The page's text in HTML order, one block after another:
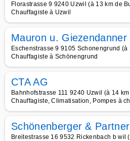
Florastrasse 9 9240 Uzwil (à 13 km de
Chauffagiste à Uzwil
Mauron u. Giezendanner
Eschenstrasse 9 9105 Schonengrund (à
Chauffagiste à Schönengrund
CTA AG
Bahnhofstrasse 111 9240 Uzwil (à 14
Chauffagiste, Climatisation, Pompes à
Schönenberger &
Breitestrasse 16 9532 Rickenbach b wil